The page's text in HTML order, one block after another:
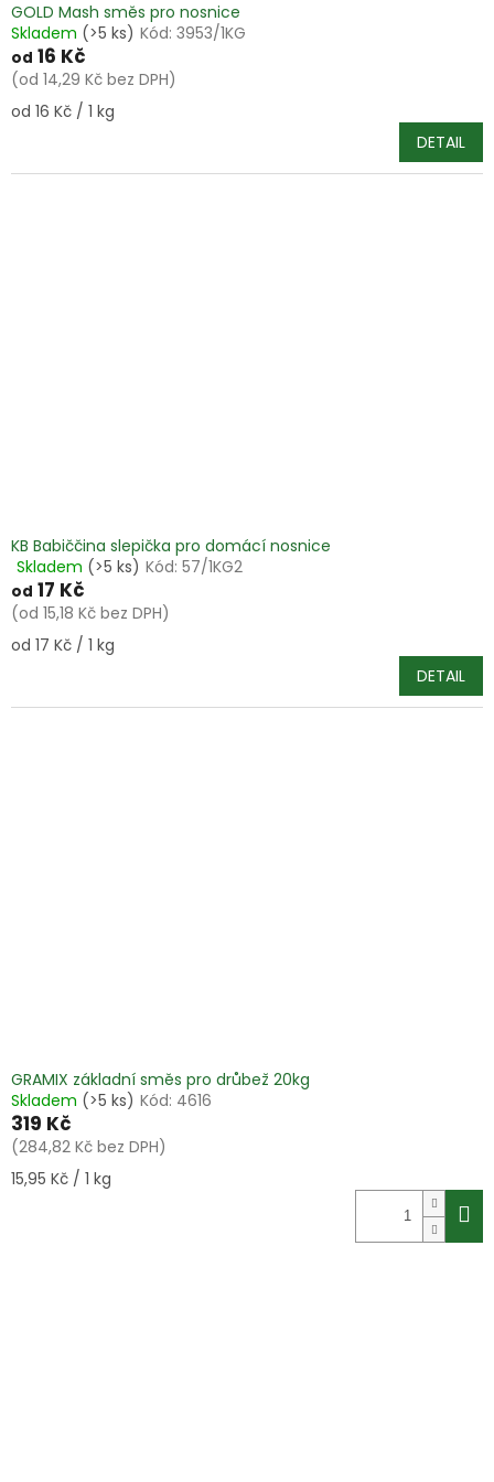
GOLD Mash směs pro nosnice
Skladem (>5 ks) Kód: 3953/1KG
od 16 Kč
(od 14,29 Kč bez DPH)
Měrná
od 16 Kč / 1 kg
DETAIL
KB Babiččina slepička pro domácí nosnice
Průměrné
hodnocení
produktu
5,0
Skladem (>5 ks) Kód: 57/1KG2
od 17 Kč
(od 15,18 Kč bez DPH)
Měrná
od 17 Kč / 1 kg
DETAIL
GRAMIX základní směs pro drůbež 20kg
Skladem (>5 ks) Kód: 4616
319 Kč
(284,82 Kč bez DPH)
Měrná
15,95 Kč / 1 kg